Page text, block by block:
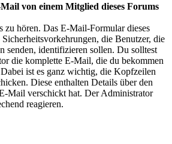
von einem Mitglied dieses Forums
zu hören. Das E-Mail-Formular dieses
die Benutzer, die
senden, identifizieren sollen. Du solltest
die komplette E-Mail, die du bekommen
ist es ganz wichtig, die Kopfzeilen
Diese enthalten Details über den
Mail verschickt hat. Der Administrator
reagieren.